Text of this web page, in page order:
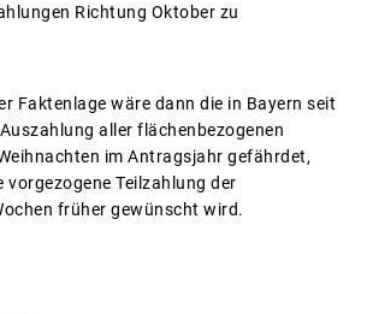
Richtung Oktober zu
Faktenlage wäre dann die in Bayern seit
aller flächenbezogenen
im Antragsjahr gefährdet,
vorgezogene Teilzahlung der
früher gewünscht wird.